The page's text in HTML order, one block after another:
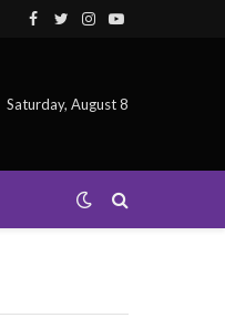
Facebook
TwitterInstagram
YouTube
Saturday, August 8